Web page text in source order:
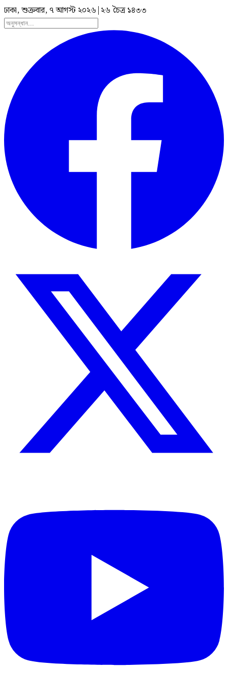
ঢাকা, শুক্রবার, ৭ আগস্ট ২০২৬ | ২৬ চৈত্র ১৪৩৩